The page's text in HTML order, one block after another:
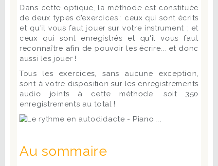
Dans cette optique, la méthode est constituée
de deux types d’exercices : ceux qui sont écrits
et qu'il vous faut jouer sur votre instrument ; et
ceux qui sont enregistrés et qu'il vous faut
reconnaître afin de pouvoir les écrire... et donc
aussi les jouer !
Tous les exercices, sans aucune exception,
sont à votre disposition sur les enregistrements
audio joints à cette méthode, soit 350
enregistrements au total !
Au sommaire